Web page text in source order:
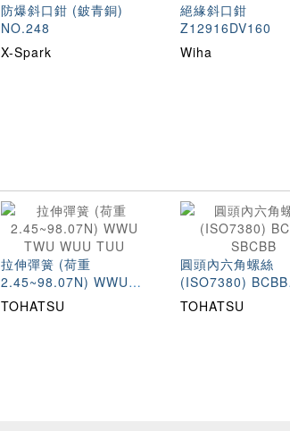
防爆斜口鉗 (鈹青銅)
NO.248
X-Spark
絕緣斜口鉗
Z12916DV160
Wiha
拉伸彈簧 (荷重
2.45~98.07N) WWU
TWU WUU TUU
TOHATSU
圓頭內六角螺絲
(ISO7380) BCBB
SBCBB
TOHATSU